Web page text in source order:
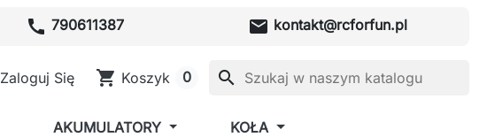
call 790611387 mail kontakt@rcforfun.pl
Zaloguj Się shopping_cart Koszyk 0 search
AKUMULATORY KOŁA